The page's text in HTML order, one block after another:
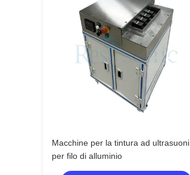
Macchine per la tintura ad ultrasuoni
per filo di alluminio